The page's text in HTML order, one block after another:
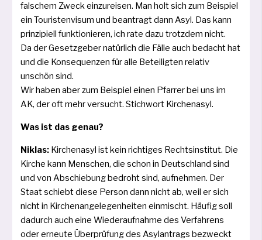
fal­schem Zweck ein­zu­rei­sen. Man holt sich zum Beispiel
ein Touristenvisum und bean­tragt dann Asyl. Das kann
prin­zi­pi­ell funk­tio­nie­ren, ich rate dazu trotz­dem nicht.
Da der Gesetzgeber natür­lich die Fälle auch bedacht hat
und die Konsequenzen für alle Beteiligten rela­tiv
unschön sind.
Wir haben aber zum Beispiel einen Pfarrer bei uns im
AK, der oft mehr ver­sucht. Stichwort Kirchenasyl.
Was ist das genau?
Niklas: Kirchenasyl ist kein rich­ti­ges Rechtsinstitut. Die
Kirche kann Menschen, die schon in Deutschland sind
und von Abschiebung bedroht sind, auf­neh­men. Der
Staat schiebt die­se Person dann nicht ab, weil er sich
nicht in Kirchenangelegenheiten ein­mischt. Häufig soll
dadurch auch eine Wiederaufnahme des Verfahrens
oder erneu­te Überprüfung des Asylantrags bezweckt